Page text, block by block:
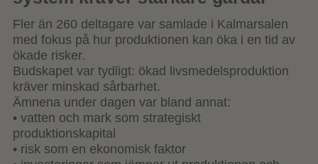
Fler än 260 deltagare var samlade i Kalmarsalen
med fokus på hur produktionen kan öka i en tid av
ökade risker.
Budskapet var tydligt: ökad livsmedelsproduktion
kräver minskad sårbarhet.
Ämnena under dagen var bland annat:
• vatten och mark som strategiskt
produktionskapital
• risk som en ekonomisk faktor